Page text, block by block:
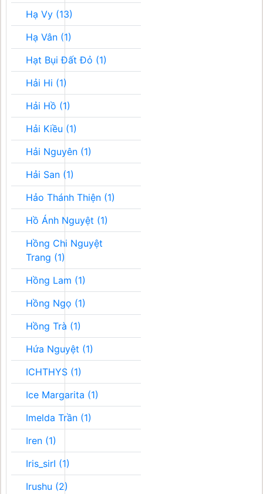
Hạ Vy (13)
Hạ Vân (1)
Hạt Bụi Đất Đỏ (1)
Hải Hi (1)
Hải Hồ (1)
Hải Kiều (1)
Hải Nguyên (1)
Hải San (1)
Hảo Thánh Thiện (1)
Hồ Ánh Nguyệt (1)
Hồng Chi Nguyệt
Trang (1)
Hồng Lam (1)
Hồng Ngọ (1)
Hồng Trà (1)
Hứa Nguyệt (1)
ICHTHYS (1)
Ice Margarita (1)
Imelda Trần (1)
Iren (1)
Iris_sirI (1)
Irushu (2)